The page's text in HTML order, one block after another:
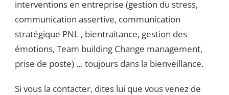
interventions en entreprise (gestion du stress,
communication assertive, communication
stratégique PNL , bientraitance, gestion des
émotions, Team building Change management,
prise de poste) … toujours dans la bienveillance.
Si vous la contacter, dites lui que vous venez de